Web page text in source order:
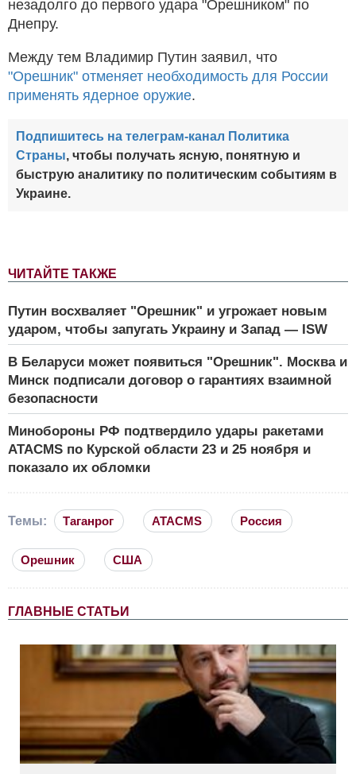
ЧИТАЙТЕ ТАКЖЕ
Путин восхваляет "Орешник" и угрожает новым
ударом, чтобы запугать Украину и Запад — ISW
В Беларуси может появиться "Орешник". Москва и
Минск подписали договор о гарантиях взаимной
безопасности
Минобороны РФ подтвердило удары ракетами
ATACMS по Курской области 23 и 25 ноября и
показало их обломки
незадолго до первого удара "Орешником" по
Днепру.
Между тем Владимир Путин заявил, что
"Орешник" отменяет необходимость для России
применять ядерное оружие.
Подпишитесь на телеграм-канал Политика
Страны, чтобы получать ясную, понятную и
быструю аналитику по политическим событиям в
Украине.
Темы: Таганрог ATACMS Россия
Орешник США
ГЛАВНЫЕ СТАТЬИ